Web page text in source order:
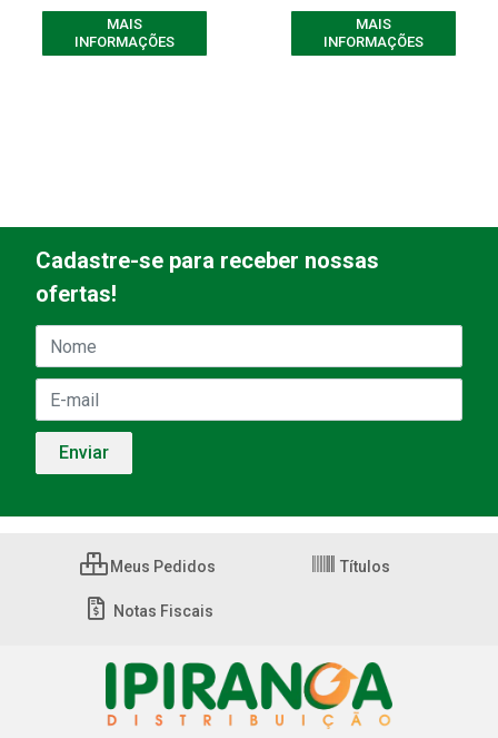
MAIS
INFORMAÇÕES
MAIS
INFORMAÇÕES
Cadastre-se para receber nossas
ofertas!
Meus Pedidos Títulos
Notas Fiscais